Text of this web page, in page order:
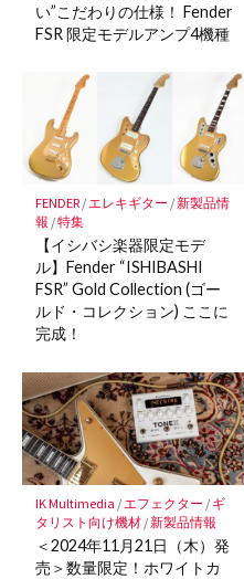
い”こだわりの仕様！ Fender
FSR 限定モデルアンプ4機種
FENDER/エレキギター /新製品情
報 /特集
【イシバシ楽器限定モデ
ル】Fender “ISHIBASHI
FSR” Gold Collection (ゴー
ルド・コレクション) ここに
完成！
IK Multimedia / エフェクター / ギ
タリスト向け機材/新製品情報
＜2024年11月21日（木）発
売＞数量限定！ホワイトカ